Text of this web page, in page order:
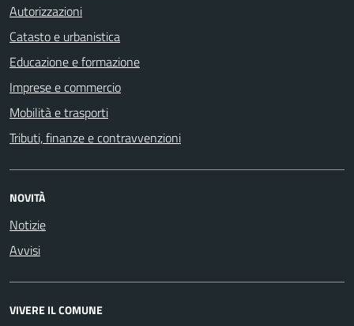
Autorizzazioni
Catasto e urbanistica
Educazione e formazione
Imprese e commercio
Mobilità e trasporti
Tributi, finanze e contravvenzioni
NOVITÀ
Notizie
Avvisi
VIVERE IL COMUNE